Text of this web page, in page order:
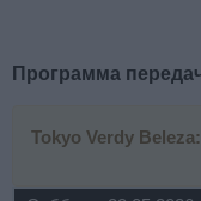
Программа
Tokyo Verdy Beleza: